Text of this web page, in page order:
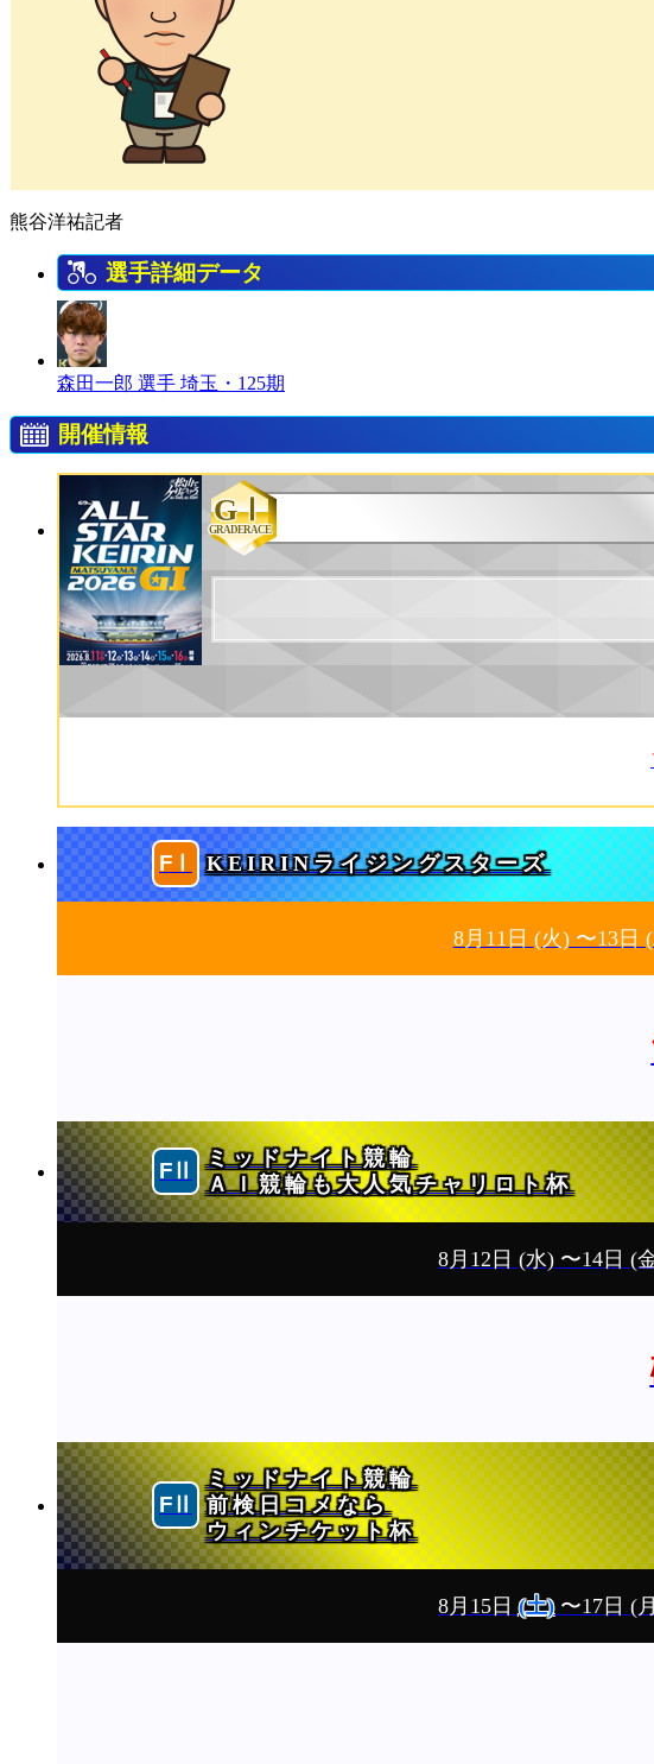
熊谷洋祐記者
選手詳細データ
森田一郎 選手 埼玉・125期
開催情報
GⅠ
GRADERACE
KEIRINライジングスターズ
8月11日 (火)〜13日
ミッドナイト競輪
ＡＩ競輪も大人気チャリロト杯
8月12日 (水)〜14日 (
ミッドナイト競輪
前検日コメなら
ウィンチケット杯
8月15日(土)〜17日 (